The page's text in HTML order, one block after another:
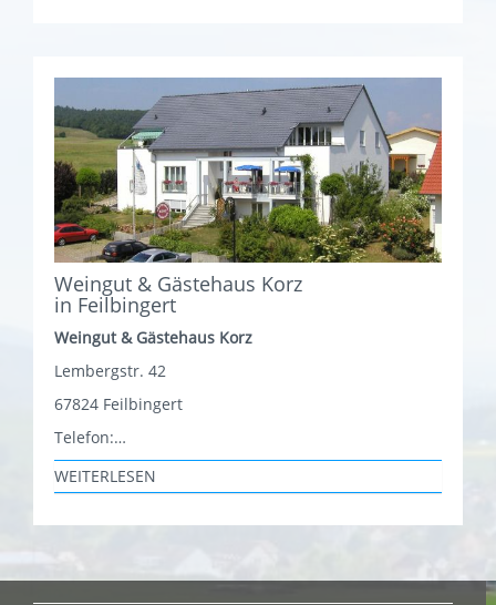
Weingut & Gästehaus Korz
in Feilbingert
Weingut & Gästehaus Korz
Lembergstr. 42
67824 Feilbingert
Telefon:…
WEITERLESEN